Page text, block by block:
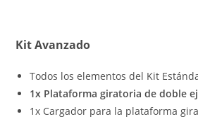
Kit Avanzado
Todos los elementos del Kit
1x Plataforma giratoria de doble
1x Cargador para la plataforma